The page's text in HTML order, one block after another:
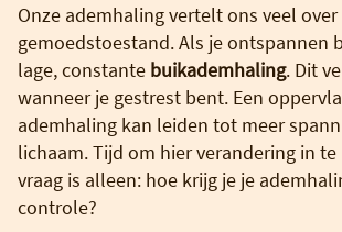
Onze ademhaling vertelt ons veel
gemoedstoestand. Als je ontspannen
lage, constante buikademhaling. Dit
wanneer je gestrest bent. Een
ademhaling kan leiden tot meer
lichaam. Tijd om hier verandering in te
vraag is alleen: hoe krijg je je
controle?